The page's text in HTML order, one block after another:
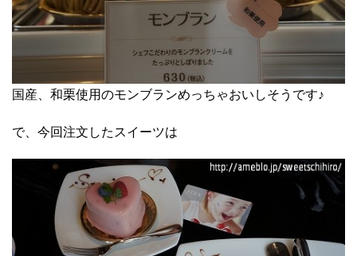
国産、和栗使用のモンブランめっちゃおいしそうです♪
で、今回注文したスイーツは